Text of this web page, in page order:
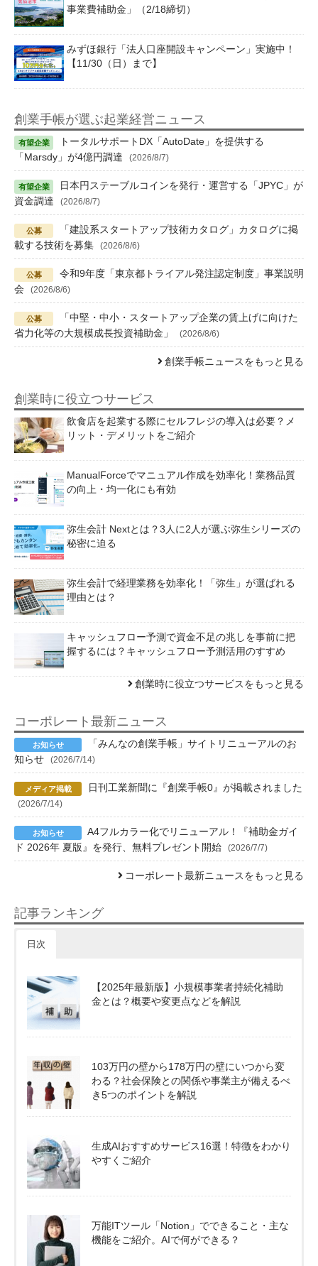
事業費補助金」（2/18締切）
みずほ銀行「法人口座開設キャンペーン」実施中！
【11/30（日）まで】
創業手帳が選ぶ起業経営ニュース
トータルサポートDX「AutoDate」を提供する
「Marsdy」が4億円調達
(2026/8/7)
日本円ステーブルコインを発行・運営する「JPYC」が
資金調達
(2026/8/7)
「建設系スタートアップ技術カタログ」カタログに掲
載する技術を募集
(2026/8/6)
令和9年度「東京都トライアル発注認定制度」事業説明
会
(2026/8/6)
「中堅・中小・スタートアップ企業の賃上げに向けた
省力化等の大規模成長投資補助金」
(2026/8/6)
創業手帳ニュースをもっと見る
創業時に役立つサービス
飲食店を起業する際にセルフレジの導入は必要？メ
リット・デメリットをご紹介
ManualForceでマニュアル作成を効率化！業務品質
の向上・均一化にも有効
弥生会計 Nextとは？3人に2人が選ぶ弥生シリーズの
秘密に迫る
弥生会計で経理業務を効率化！「弥生」が選ばれる
理由とは？
キャッシュフロー予測で資金不足の兆しを事前に把
握するには？キャッシュフロー予測活用のすすめ
創業時に役立つサービスをもっと見る
コーポレート最新ニュース
「みんなの創業手帳」サイトリニューアルのお
知らせ
(2026/7/14)
日刊工業新聞に『創業手帳0』が掲載されました
(2026/7/14)
A4フルカラー化でリニューアル！『補助金ガイ
ド 2026年 夏版』を発行、無料プレゼント開始
(2026/7/7)
コーポレート最新ニュースをもっと見る
記事ランキング
日次
【2025年最新版】小規模事業者持続化補助
金とは？概要や変更点などを解説
103万円の壁から178万円の壁にいつから変
わる？社会保険との関係や事業主が備えるべ
き5つのポイントを解説
生成AIおすすめサービス16選！特徴をわかり
やすくご紹介
万能ITツール「Notion」でできること・主な
機能をご紹介。AIで何ができる？